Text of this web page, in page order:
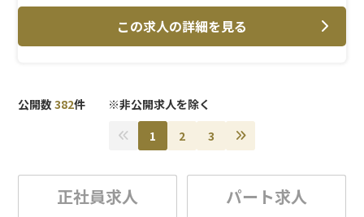
二重整形・クマ取り・糸リフトなどの美容外科施術を中
広げられます。
賞与年2回に加え、毎月のインセンティブ支給で高収入も
2日制のため、無理なくキャリアアップに集中できる環境
です。
この求人の詳細を見る
公開数382件 ※非公開求人を除く
1
2 3
正社員求人 パート求人